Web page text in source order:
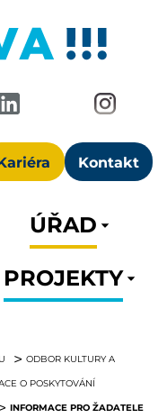
Kontakt
ÚŘAD
PROJEKTY
ODBOR KULTURY A
O POSKYTOVÁNÍ
INFORMACE PRO ŽADATELE